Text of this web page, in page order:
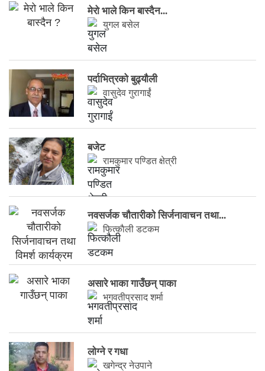
मेरो भाले किन बास्दैन...
युगल बसेल
पर्दाभित्रको बुढ्यौली
वासुदेव गुरागाईं
बजेट
रामकुमार पण्डित क्षेत्री
नवसर्जक चाैतारीकाे सिर्जनावाचन तथा...
फित्काैली डटकम
असारे भाका गाउँछन् पाका
भगवतीप्रसाद शर्मा
लाेग्ने र गधा
खगेन्द्र नेउपाने